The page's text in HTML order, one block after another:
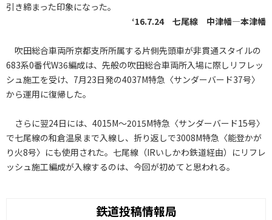
引き締まった印象になった。
‘16.7.24 七尾線 中津幡―本津幡
吹田総合車両所京都支所所属する片側先頭車が非貫通スタイルの
683系0番代W36編成は、先般の吹田総合車両所入場に際しリフレッ
シュ施工を受け、7月23日発の4037M特急〈サンダーバード37号〉
から運用に復帰した。
さらに翌24日には、4015M～2015M特急〈サンダーバード15号〉
で七尾線の和倉温泉まで入線し、折り返しで3008M特急〈能登かが
り火8号〉にも使用された。七尾線（IRいしかわ鉄道経由）にリフレ
ッシュ施工編成が入線するのは、今回が初めてと思われる。
鉄道投稿情報局